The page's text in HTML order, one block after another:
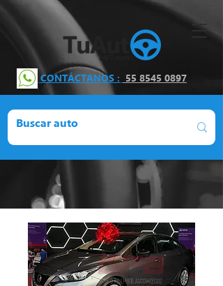
CONTÁCTANOS : 55 8545 0897